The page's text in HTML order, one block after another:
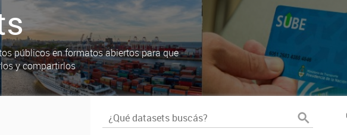
públicos en formatos abiertos para que
y compartirlos